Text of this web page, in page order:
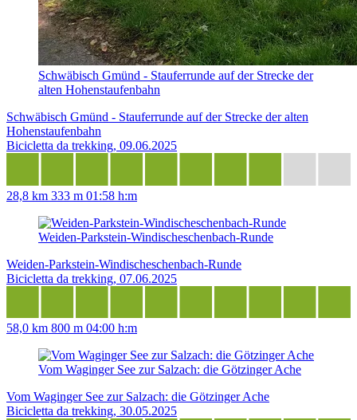
Schwäbisch Gmünd - Stauferrunde auf der Strecke der
alten Hohenstaufenbahn
Schwäbisch Gmünd - Stauferrunde auf der Strecke der alten
Hohenstaufenbahn
Bicicletta da trekking, 09.06.2025
28,8 km 333 m 01:58 h:m
Weiden-Parkstein-Windischeschenbach-Runde
Weiden-Parkstein-Windischeschenbach-Runde
Bicicletta da trekking, 07.06.2025
58,0 km 800 m 04:00 h:m
Vom Waginger See zur Salzach: die Götzinger Ache
Vom Waginger See zur Salzach: die Götzinger Ache
Bicicletta da trekking, 30.05.2025